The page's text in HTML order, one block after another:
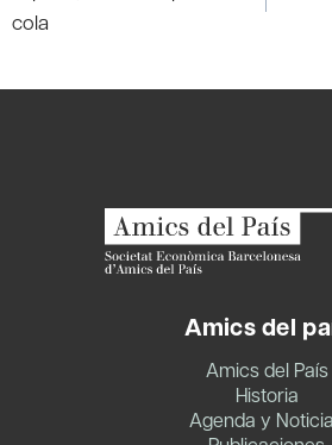
entradas
cola
Amics del
Amics del País
Historia
Agenda y